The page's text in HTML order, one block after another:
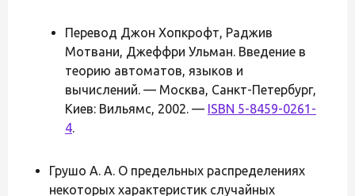
Перевод Джон Хопкрофт, Раджив
Мотвани, Джеффри Ульман. Введение в
теорию автоматов, языков и
вычислений. — Москва, Санкт-Петербург,
Киев: Вильямс, 2002. — ISBN 5-8459-0261-
4.
Грушо А. А. О предельных распределениях
некоторых характеристик случайных